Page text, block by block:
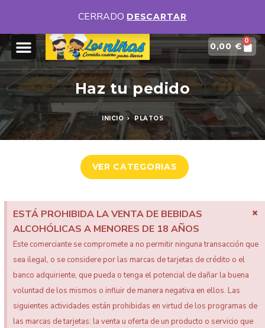
DISPONEMOS DE DIFERENTES MENÚS DIARIOS
0,00 €
0
Haz tu pedido
INICIO PLATOS
VER CATEGORIAS
ESTÁ PROHIBIDA LA VENTA DE BEBIDAS
ALCOHÓLICAS A MENORES DE 18 AÑOS
Este comerciante se compromete a no permitir ninguna transacción que
sea ilegal, o se considere por las marcas de tarjetas de crédito o el
banco adquiriente, que pueda o tenga el potencial de dañar la buena
voluntad de los mismos o influir de manera negativa en ellos. Las
siguientes actividades están prohibidas en virtud de los programas de
las marcas de tarjetas: la venta u oferta de un producto o servicio que
×
CERRADO DESCARTAR